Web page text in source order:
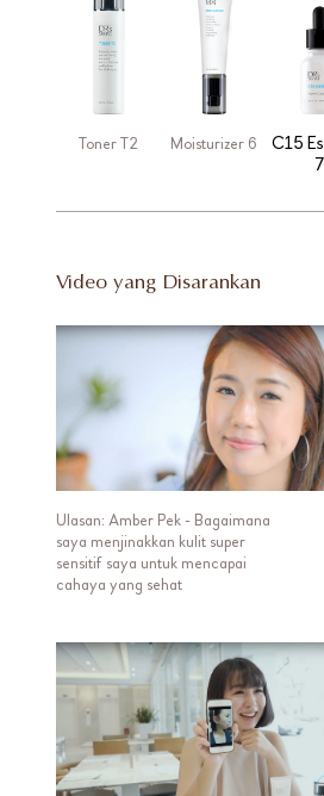
Toner T2 Moisturizer 6
C15
7
Video yang Disarankan
Ulasan: Amber Pek - Bagaimana
saya menjinakkan kulit super
sensitif saya untuk mencapai
cahaya yang sehat